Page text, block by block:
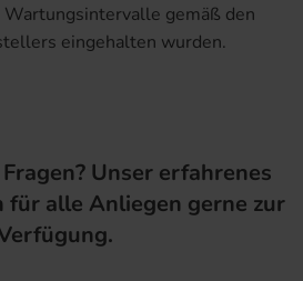
gemäß den
eingehalten wurden.
Unser erfahrenes
für alle Anliegen gerne zur